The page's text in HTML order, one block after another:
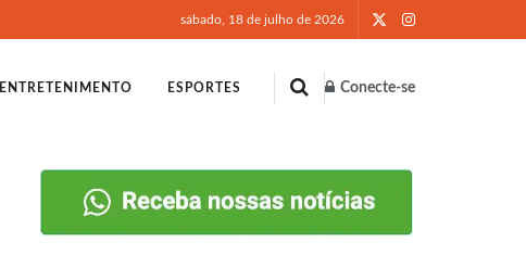
sábado, 18 de julho de 2026
ENTRETENIMENTO ESPORTES Conecte-se